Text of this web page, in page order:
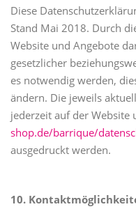
Diese
Stand Mai 2018. Durch
Website und Angebote
gesetzlicher
es notwendig werden,
ändern. Die jeweils
jederzeit auf der Website
shop.de/barrique/
ausgedruckt werden.
10.